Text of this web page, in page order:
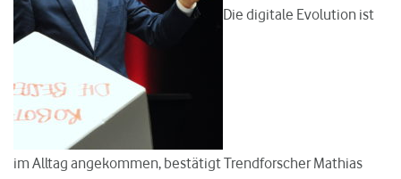
Die digitale Evolution ist
im Alltag angekommen, bestätigt Trendforscher Mathias